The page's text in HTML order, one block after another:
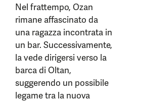
Nel frattempo, Ozan
rimane affascinato da
una ragazza incontrata in
un bar. Successivamente,
la vede dirigersi verso la
barca di Oltan,
suggerendo un possibile
legame tra la nuova